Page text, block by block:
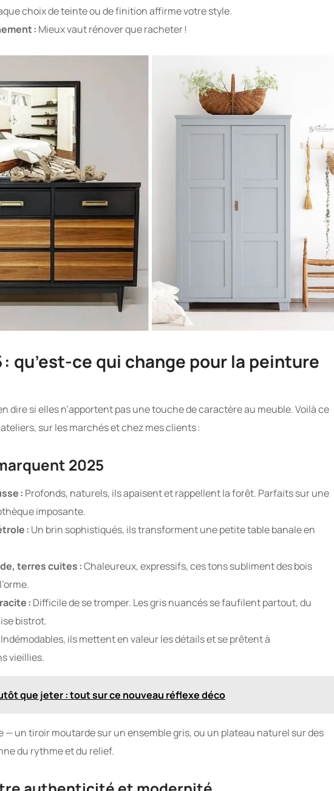
choix de teinte ou de finition affirme votre style.
: Mieux vaut rénover que racheter !
: qu’est-ce qui change pour la peinture
dire si elles n’apportent pas une touche de caractère au meuble. Voilà ce
sur les marchés et chez mes clients :
2025
: Profonds, naturels, ils apaisent et rappellent la forêt. Parfaits sur une
imposante.
: Un brin sophistiqués, ils transforment une petite table banale en
terres cuites :Chaleureux, expressifs, ces tons subliment des bois
: Difficile de se tromper. Les gris nuancés se faufilent partout, du
bistrot.
Indémodables, ils mettent en valeur les détails et se prêtent à
vieillies.
que jeter : tout sur ce nouveau réflexe déco
— un tiroir moutarde sur un ensemble gris, ou un plateau naturel sur des
du rythme et du relief.